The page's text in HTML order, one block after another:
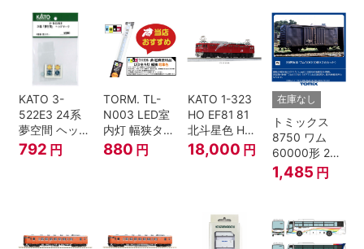
KATO 3-
522E3 24系
夢空間 ヘッド
マーク 4種各1
792 円
TORM. TL-
N003 LED室
内灯 幅狭タイ
プ・電球色 1
本 鉄道模型
880 円
KATO 1-323
HO EF81 81
北斗星色 HO
ゲージ
18,000 円
在庫なし
トミックス
8750 ワム
60000形 2両
セット Nゲー
ジ
1,485 円